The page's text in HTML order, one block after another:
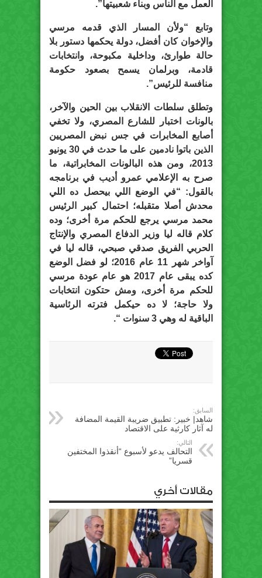
العمل مع الناس وبناء شعبيتها”.
وتابع “ولأن المسار الذي قدمه مرسي
والإخوان كان أفضل، دولة يحكمها دستور بلا
حالة طوارئ، وداخلية مكبوحة، وانتخابات
قادمة، وبرلمان يسمح بصعود حكومة
منافسة للرئيس”.
وتطلق سلطات الانقلاب بين الحين والآخر،
بالونات اختبار للشارع المصري، ولا تخفي
أصابع المخابرات في جس نبض المصريين
الذين باتوا نادمين على ما حدث في 30 يونيو
2013، ومن هذه البالونات المخابراتية، ما
صرح به الإعلامي عمرو أديب في برنامجه
بالقول: “في الوضع اللي بيحصل ده اللي
محدش أصلا متقبله؛ احتمال كبير الرئيس
محمد مرسي يرجع للحكم مرة أخرى؛ وده
كلام قاله ليا وزير الدفاع المصري والإنتاج
الحربي الفريق صدقي صبحي، قاله ليا في
آواخر شهر 11 عام 2016؛ لو فضل الوضع
كده يبقى عام 2017 هو عام عودة مرسي
للحكم مرة أخرى، ومش حتكون انتخابات
ولا حاجة؛ لا ده حيكمل فترته الرئاسية
الباقية له وهي 3 سنوات “.
السابق:
شاهد| خبير: تطبيق ضريبة القيمة المضافة
له آثار كارثية على الاقتصاد
التالي:
التحالف يدعو لأسبوع “أنقذوا المختفين
قسريا”
مقالات أخري